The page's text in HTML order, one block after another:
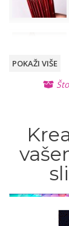
POKAŽI VIŠE